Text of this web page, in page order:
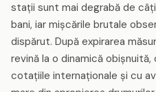
stații sunt mai degrabă de
bani, iar mișcările brutale
dispărut. După expirarea
revină la o dinamică
cotațiile internaționale și cu